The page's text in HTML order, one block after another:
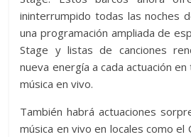
ininterrumpido todas las noches
una programación ampliada de
Stage y listas de canciones
nueva energía a cada actuación
música en vivo.
También habrá actuaciones
música en vivo en locales como el